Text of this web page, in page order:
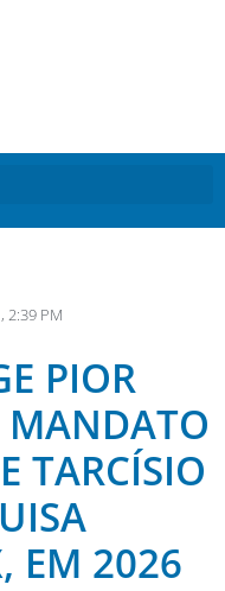
, 2:39 PM
PIOR
TARCÍSIO
EM 2026